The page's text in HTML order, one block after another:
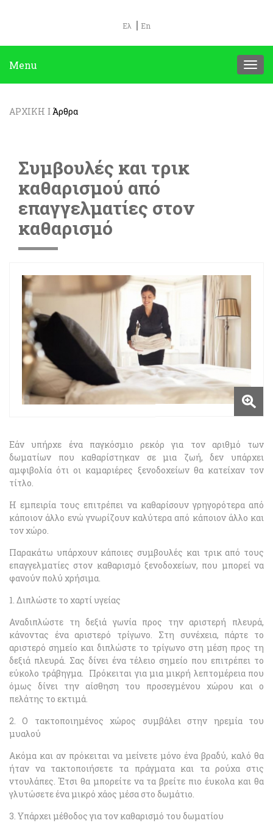
Ελ En
Menu
ΑΡΧΙΚΗ Άρθρα
Συμβουλές και τρικ
καθαρισμού από
επαγγελματίες στον
καθαρισμό
Εάν υπήρχε ένα παγκόσμιο ρεκόρ για τον αριθμό των
δωματίων που καθαρίστηκαν σε μια ζωή, δεν υπάρχει
αμφιβολία ότι οι καμαριέρες ξενοδοχείων θα κατείχαν τον
τίτλο.
Η εμπειρία τους επιτρέπει να καθαρίσουν γρηγορότερα από
κάποιον άλλο ενώ γνωρίζουν καλύτερα από κάποιον άλλο και
τον χώρο.
Παρακάτω υπάρχουν κάποιες συμβουλές και τρικ από τους
επαγγελματίες στον καθαρισμό ξενοδοχείων, που μπορεί να
φανούν πολύ χρήσιμα.
1. Διπλώστε το χαρτί υγείας
Αναδιπλώστε τη δεξιά γωνία προς την αριστερή πλευρά,
κάνοντας ένα αριστερό τρίγωνο. Στη συνέχεια, πάρτε το
αριστερό σημείο και διπλώστε το τρίγωνο στη μέση προς τη
δεξιά πλευρά. Σας δίνει ένα τέλειο σημείο που επιτρέπει το
εύκολο τράβηγμα. Πρόκειται για μια μικρή λεπτομέρεια που
όμως δίνει την αίσθηση του προσεγμένου χώρου και ο
πελάτης το εκτιμά.
2. Ο τακτοποιημένος χώρος συμβάλει στην ηρεμία του
μυαλού
Ακόμα και αν πρόκειται να μείνετε μόνο ένα βραδύ, καλό θα
ήταν να τακτοποιήσετε τα πράγματα και τα ρούχα στις
ντουλάπες. Έτσι θα μπορείτε να τα βρείτε πιο έυκολα και θα
γλυτώσετε ένα μικρό χάος μέσα στο δωμάτιο.
3. Υπάρχει μέθοδος για τον καθαρισμό του δωματίου